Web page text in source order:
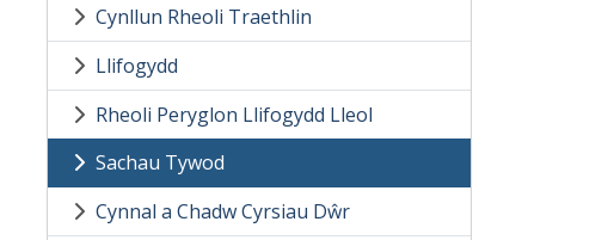
Cynllun Rheoli Traethlin
Llifogydd
Rheoli Peryglon Llifogydd Lleol
Sachau Tywod
Cynnal a Chadw Cyrsiau Dŵr